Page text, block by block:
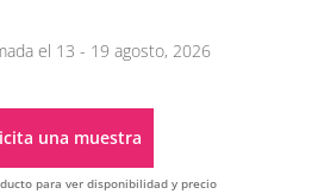
el 13 - 19 agosto, 2026
una muestra
para ver disponibilidad y precio